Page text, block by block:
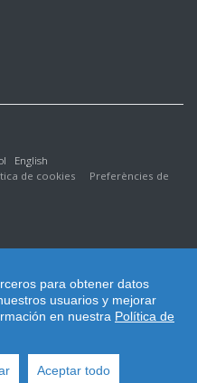
para obtener datos
usuarios y mejorar
en nuestra Política de
Aceptar todo
English
de cookies
Preferències de